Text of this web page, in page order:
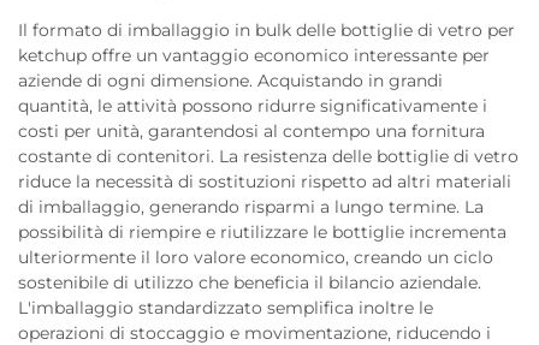
Il formato di imballaggio in bulk delle bottiglie di vetro per
ketchup offre un vantaggio economico interessante per
aziende di ogni dimensione. Acquistando in grandi
quantità, le attività possono ridurre significativamente i
costi per unità, garantendosi al contempo una fornitura
costante di contenitori. La resistenza delle bottiglie di vetro
riduce la necessità di sostituzioni rispetto ad altri materiali
di imballaggio, generando risparmi a lungo termine. La
possibilità di riempire e riutilizzare le bottiglie incrementa
ulteriormente il loro valore economico, creando un ciclo
sostenibile di utilizzo che beneficia il bilancio aziendale.
L'imballaggio standardizzato semplifica inoltre le
operazioni di stoccaggio e movimentazione, riducendo i